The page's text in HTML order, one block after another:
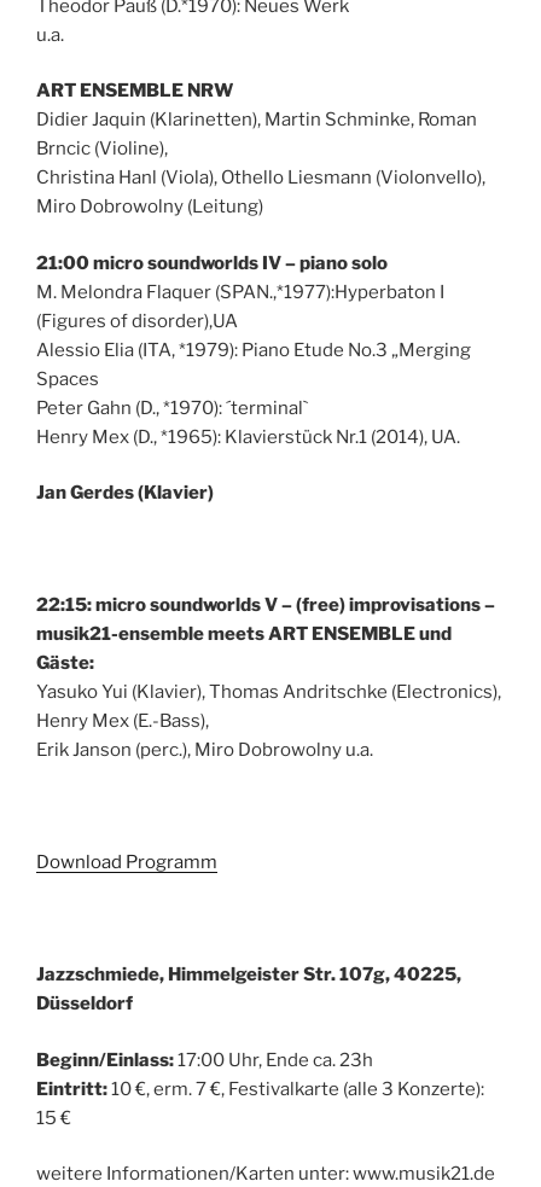
Theodor Pauß (D.*1970): Neues Werk
u.a.
ART ENSEMBLE NRW
Didier Jaquin (Klarinetten), Martin Schminke, Roman
Brncic (Violine),
Christina Hanl (Viola), Othello Liesmann (Violonvello),
Miro Dobrowolny (Leitung)
21:00 micro soundworlds IV – piano solo
M. Melondra Flaquer (SPAN.,*1977):Hyperbaton I
(Figures of disorder),UA
Alessio Elia (ITA, *1979): Piano Etude No.3 „Merging
Spaces
Peter Gahn (D., *1970): ´terminal`
Henry Mex (D., *1965): Klavierstück Nr.1 (2014), UA.
Jan Gerdes (Klavier)
22:15: micro soundworlds V – (free) improvisations –
musik21-ensemble meets ART ENSEMBLE und
Gäste:
Yasuko Yui (Klavier), Thomas Andritschke (Electronics),
Henry Mex (E.-Bass),
Erik Janson (perc.), Miro Dobrowolny u.a.
Download Programm
Jazzschmiede, Himmelgeister Str. 107g, 40225,
Düsseldorf
Beginn/Einlass:17:00 Uhr, Ende ca. 23h
Eintritt:10 €, erm. 7 €, Festivalkarte (alle 3 Konzerte):
15 €
weitere Informationen/Karten unter: www.musik21.de